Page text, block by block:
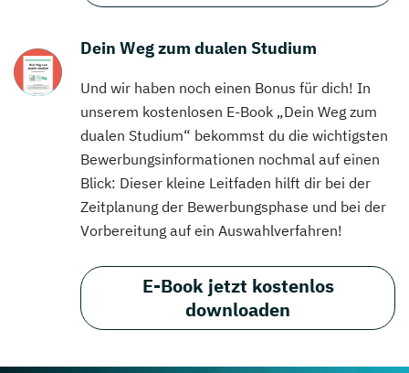
Dein Weg zum dualen Studium
Und wir haben noch einen Bonus für dich! In
unserem kostenlosen E-Book „Dein Weg zum
dualen Studium“ bekommst du die wichtigsten
Bewerbungsinformationen nochmal auf einen
Blick: Dieser kleine Leitfaden hilft dir bei der
Zeitplanung der Bewerbungsphase und bei der
Vorbereitung auf ein Auswahlverfahren!
E-Book jetzt kostenlos
downloaden